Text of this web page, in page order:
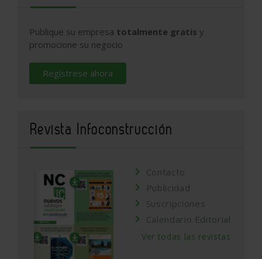
Publique su empresa totalmente gratis y
promocione su negocio
Regístrese ahora
Revista Infoconstrucción
Contacto
Publicidad
Suscripciones
Calendario Editorial
Ver todas las revistas